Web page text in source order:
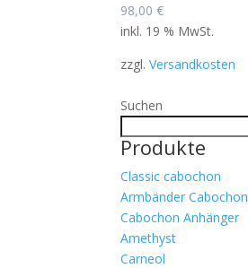
98,00 €
inkl. 19 % MwSt.
zzgl.Versandkosten
Suchen
Produkte
Classic cabochon
Armbänder Cabochon
Cabochon Anhänger
Amethyst
Carneol